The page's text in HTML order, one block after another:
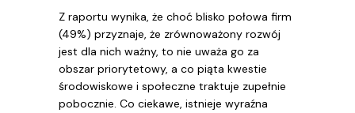
Z raportu wynika, że choć blisko połowa firm
(49%) przyznaje, że zrównoważony rozwój
jest dla nich ważny, to nie uważa go za
obszar priorytetowy, a co piąta kwestie
środowiskowe i społeczne traktuje zupełnie
pobocznie. Co ciekawe, istnieje wyraźna